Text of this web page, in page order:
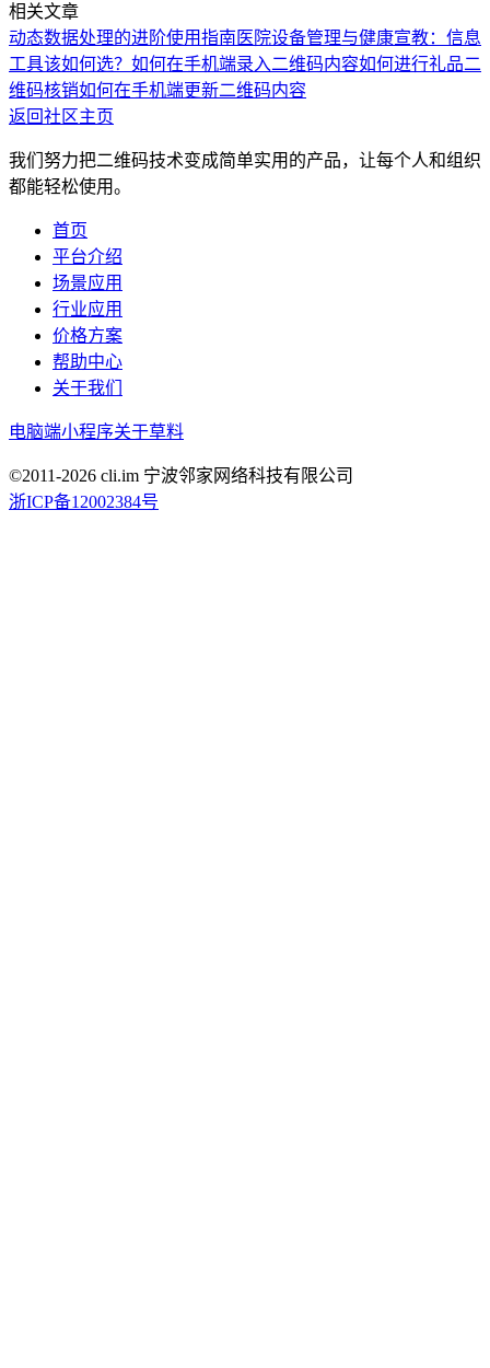
相关文章
动态数据处理的进阶使用指南 医院设备管理与健康宣教：信息
工具该如何选？ 如何在手机端录入二维码内容如何进行礼品二
维码核销如何在手机端更新二维码内容
返回社区主页
我们努力把二维码技术变成简单实用的产品，让每个人和组织
都能轻松使用。
首页
平台介绍
场景应用
行业应用
价格方案
帮助中心
关于我们
电脑端小程序关于草料
©2011-2026 cli.im 宁波邻家网络科技有限公司
浙ICP备12002384号